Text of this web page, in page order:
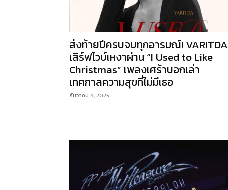
ส่งท้ายปีครบจบทุกอารมณ์! VARITDA
เสิร์ฟไวบ์เหงาผ่าน “I Used to Like
Christmas” เพลงเศร้าบอกเล่า
เทศกาลความสุขที่ไม่มีเธอ
ธันวาคม 9, 2025